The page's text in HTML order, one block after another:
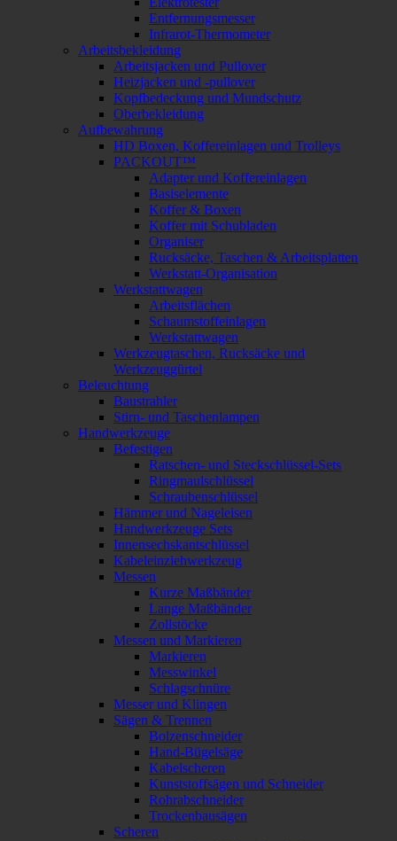
Entfernungsmesser
Infrarot-Thermometer
Arbeitsbekleidung
Arbeitsjacken und Pullover
Heizjacken und -pullover
Kopfbedeckung und Mundschutz
Oberbekleidung
Aufbewahrung
HD Boxen, Koffereinlagen und Trolleys
PACKOUT™
Adapter und Koffereinlagen
Basiselemente
Koffer & Boxen
Koffer mit Schubladen
Organiser
Rucksäcke, Taschen & Arbeitsplatten
Werkstatt-Organisation
Werkstattwagen
Arbeitsflächen
Schaumstoffeinlagen
Werkstattwagen
Werkzeugtaschen, Rucksäcke und
Werkzeuggürtel
Beleuchtung
Baustrahler
Stirn- und Taschenlampen
Handwerkzeuge
Befestigen
Ratschen- und Steckschlüssel-Sets
Ringmaulschlüssel
Schraubenschlüssel
Hämmer und Nageleisen
Handwerkzeuge Sets
Innensechskantschlüssel
Kabeleinziehwerkzeug
Messen
Kurze Maßbänder
Lange Maßbänder
Zollstöcke
Messen und Markieren
Markieren
Messwinkel
Schlagschnüre
Messer und Klingen
Sägen & Trennen
Bolzenschneider
Hand-Bügelsäge
Kabelscheren
Kunststoffsägen und Schneider
Rohrabschneider
Trockenbausägen
Scheren